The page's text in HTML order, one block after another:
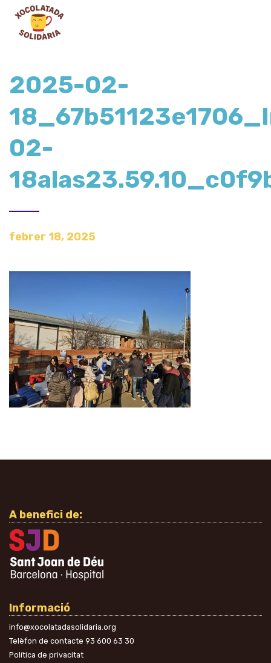
2025-02-
02-
febrer 18, 2025
A benefici de:
Informació
info@xocolatadasolidaria.org
Telèfon de contacte 93 600 63 30
Política de privacitat